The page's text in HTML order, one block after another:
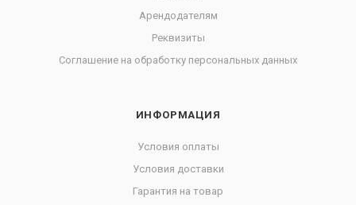
Арендодателям
Реквизиты
Соглашение на обработку персональных данных
ИНФОРМАЦИЯ
Условия оплаты
Условия доставки
Гарантия на товар